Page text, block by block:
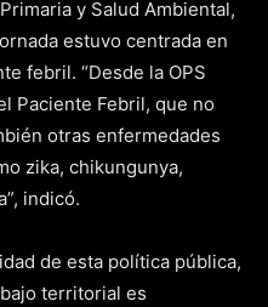
y Salud Ambiental,
estuvo centrada en
febril. “Desde la OPS
Paciente Febril, que no
otras enfermedades
zika, chikungunya,
indicó.
de esta política pública,
territorial es